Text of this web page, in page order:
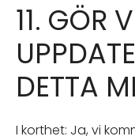
11. GÖR
DETTA
I korthet: Ja, vi